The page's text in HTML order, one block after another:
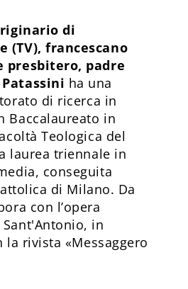
di
(TV), francescano
presbitero, padre
ha una
di ricerca in
Baccalaureato in
Teologica del
laurea triennale in
conseguita
di Milano. Da
con l’opera
in
rivista «Messaggero